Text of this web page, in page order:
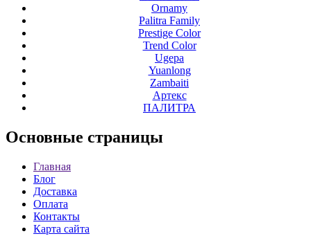
Ornamy
Palitra Family
Prestige Color
Trend Color
Ugepa
Yuanlong
Zambaiti
Артекс
ПАЛИТРА
Основные страницы
Главная
Блог
Доставка
Оплата
Контакты
Карта сайта